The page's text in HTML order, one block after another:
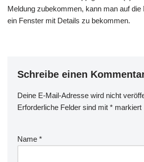
Meldung zubekommen, kann man auf die
ein Fenster mit Details zu bekommen.
Schreibe einen
Deine E-Mail-Adresse wird nicht
Erforderliche Felder sind mit * markiert
Name *